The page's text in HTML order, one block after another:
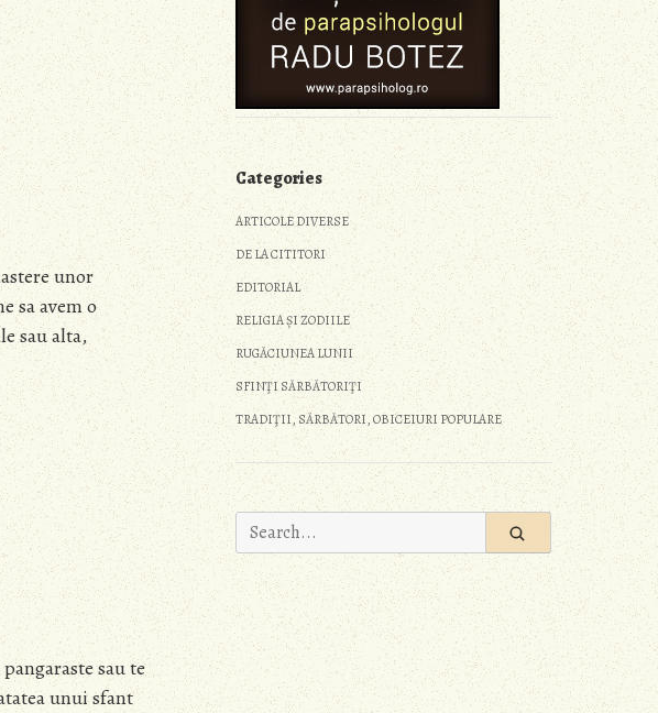
unor
sa avem o
sau alta,
sau te
unui sfant
Categories
ARTICOLE DIVERSE
DE LA CITITORI
EDITORIAL
RELIGIA ȘI ZODIILE
RUGĂCIUNEA LUNII
SFINŢI SĂRBĂTORIŢI
TRADIŢII, SĂRBĂTORI, OBICEIURI POPULARE
Search
for: